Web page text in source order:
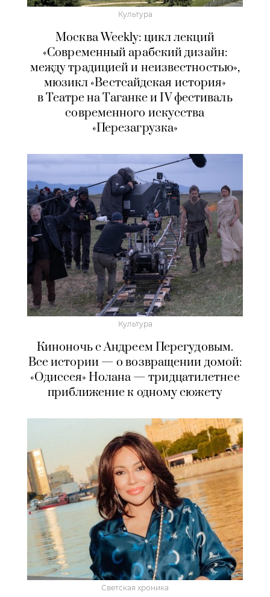
Культура
Москва Weekly: цикл лекций
«Современный арабский дизайн:
между традицией и неизвестностью»,
мюзикл «Вестсайдская история»
в Театре на Таганке и IV фестиваль
современного искусства
«Перезагрузка»
Культура
Киноночь с Андреем Перегудовым.
Все истории — о возвращении домой:
«Одиссея» Нолана — тридцатилетнее
приближение к одному сюжету
Светская хроника